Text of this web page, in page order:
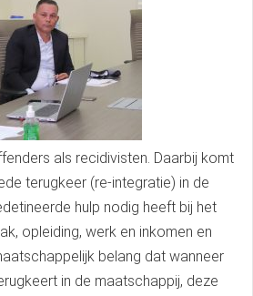
als recidivisten. Daarbij komt
terugkeer (re-integratie) in de
hulp nodig heeft bij het
opleiding, werk en inkomen en
belang dat wanneer
in de maatschappij, deze